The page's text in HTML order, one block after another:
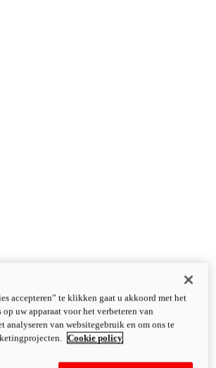
accepteren” te klikken gaat u akkoord met het
uw apparaat voor het verbeteren van
analyseren van websitegebruik en om ons te
Cookie policy